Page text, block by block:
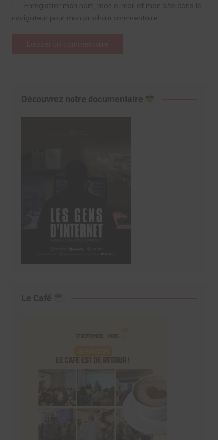
Enregistrer mon nom, mon e-mail et mon site dans le
navigateur pour mon prochain commentaire.
Découvrez notre documentaire
Le Café